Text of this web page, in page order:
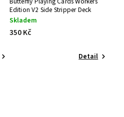
Edition V2 Side Stripper Deck
(Červená)
Skladem
350 Kč
Detail